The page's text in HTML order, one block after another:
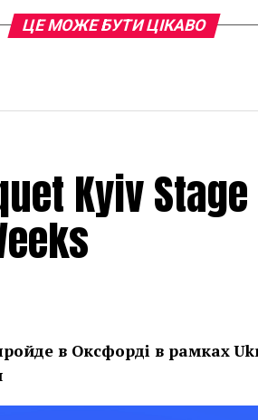
ЦЕ МОЖЕ БУТИ ЦІКАВО
Kyiv
в Оксфорді в рамках